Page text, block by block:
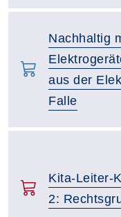
Nachhaltig
aus der
Falle
Kita-Leiter-
2: